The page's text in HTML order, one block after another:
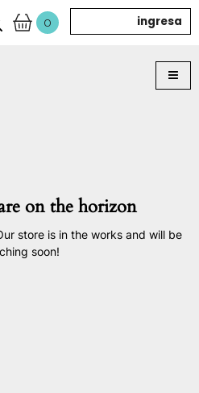
0 ingresa
on the horizon
store is in the works and will be
soon!